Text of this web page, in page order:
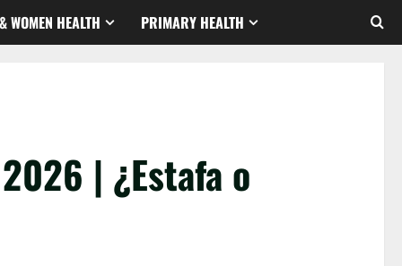
WOMEN HEALTH PRIMARY HEALTH
| ¿Estafa o